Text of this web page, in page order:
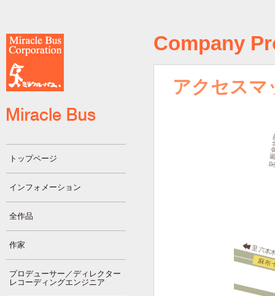
トップページ
インフォメーション
全作品
作家
プロデューサー／ディレクター
レコーディングエンジニア
Company
アクセスマ